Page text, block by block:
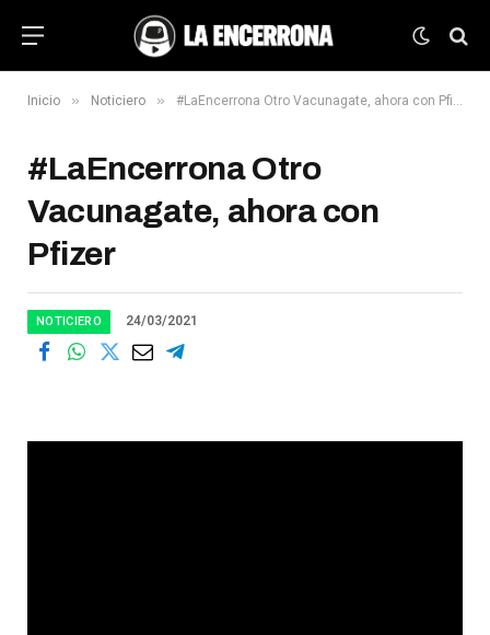
Inicio » Noticiero » #LaEncerrona Otro Vacunagate, ahora con Pfizer
#LaEncerrona Otro
Vacunagate, ahora con
Pfizer
NOTICIERO 24/03/2021